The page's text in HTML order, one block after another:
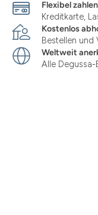
Flexibel zahlen
Kreditkarte,
Kostenlos
Bestellen und
Weltweit
Alle